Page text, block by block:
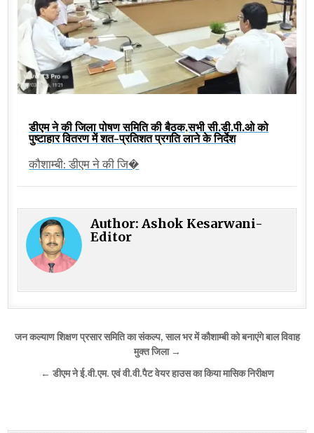
डीएम ने की जिला पोषण समिति की बैठक,सभी सी.डी.पी.ओ को
पुष्टाहार वितरण में शत-प्रतिशत प्रगति लाने के निर्देश
कौशाम्बी: डीएम ने की जि�
Author:Ashok Kesarwani-
Editor
Post
जन कल्याण शिक्षण प्रसार समिति का संकल्प, साल भर में कौशाम्बी को बनाएंगे बाल विवाह
मुक्त जिला →
← डीएम ने ई.वी.एम. एवं वी.वी.पैट वेयर हाउस का किया मासिक निरीक्षण